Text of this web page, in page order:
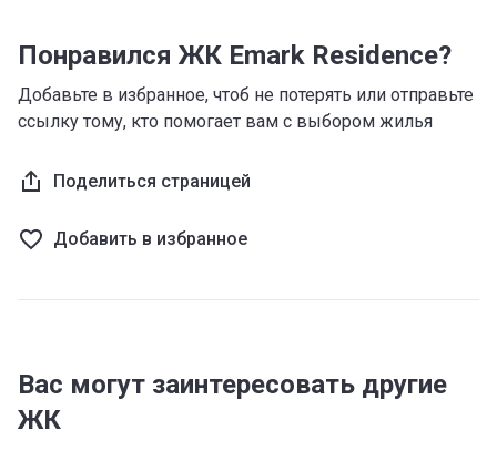
Понравился ЖК Emark Residence?
Добавьте в избранное, чтоб не потерять или отправьте
ссылку тому, кто помогает вам с выбором жилья
Поделиться страницей
Добавить в избранное
Вас могут заинтересовать другие
ЖК